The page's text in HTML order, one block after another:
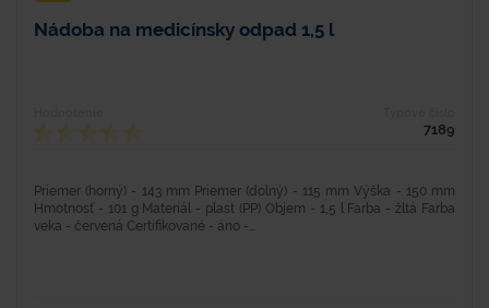
Nádoba na medicínsky odpad 1,5 l
7189
Priemer (horný) - 143 mm Priemer (dolný) - 115 mm Výška - 150 mm
Hmotnosť - 101 g Materiál - plast (PP) Objem - 1,5 l Farba - žltá Farba
veka - červená Certifikované - áno -...